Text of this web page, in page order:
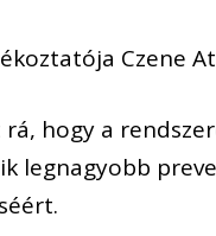
Czene
hogy a
legnagyobb